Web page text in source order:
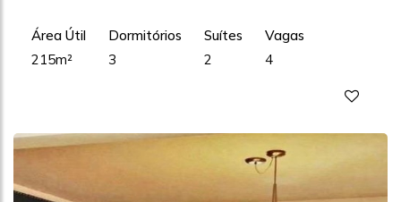
Área Útil
215m²
Dormitórios
3
Suítes
2
Vagas
4